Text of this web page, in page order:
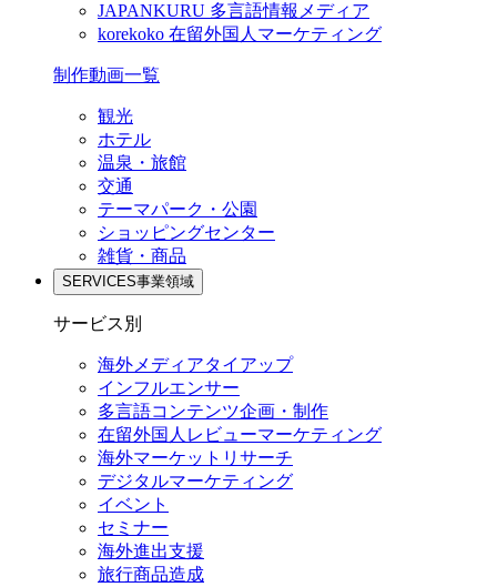
JAPANKURU 多言語情報メディア
korekoko 在留外国人マーケティング
制作動画一覧
観光
ホテル
温泉・旅館
交通
テーマパーク・公園
ショッピングセンター
雑貨・商品
SERVICES事業領域
サービス別
海外メディアタイアップ
インフルエンサー
多言語コンテンツ企画・制作
在留外国⼈レビューマーケティング
海外マーケットリサーチ
デジタルマーケティング
イベント
セミナー
海外進出支援
旅行商品造成